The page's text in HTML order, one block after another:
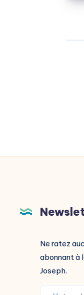
Ne ratez
abonnant à
Joseph.